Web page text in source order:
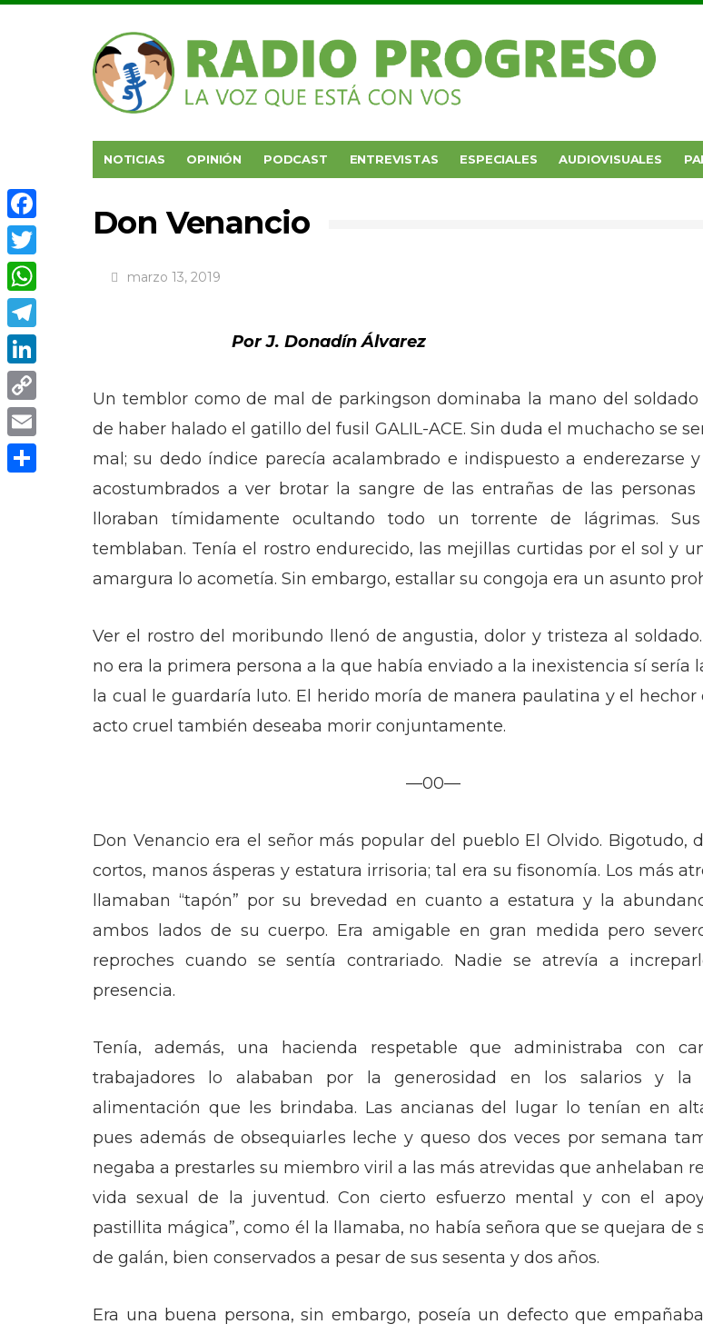
NOTICIAS OPINIÓN PODCAST ENTREVISTAS ESPECIALES AUDIOVISUALES
Don Venancio
marzo 13, 2019
Por J. Donadín Álvarez
Un temblor como de mal de parkingson dominaba la mano del soldado
de haber halado el gatillo del fusil GALIL-ACE. Sin duda el muchacho se
mal; su dedo índice parecía acalambrado e indispuesto a enderezarse
acostumbrados a ver brotar la sangre de las entrañas de las personas
lloraban tímidamente ocultando todo un torrente de lágrimas.
temblaban. Tenía el rostro endurecido, las mejillas curtidas por el sol y
amargura lo acometía. Sin embargo, estallar su congoja era un asunto
Ver el rostro del moribundo llenó de angustia, dolor y tristeza al
no era la primera persona a la que había enviado a la inexistencia sí sería
la cual le guardaría luto. El herido moría de manera paulatina y el hechor
acto cruel también deseaba morir conjuntamente.
—00—
Don Venancio era el señor más popular del pueblo El Olvido. Bigotudo,
cortos, manos ásperas y estatura irrisoria; tal era su fisonomía. Los más
llamaban “tapón” por su brevedad en cuanto a estatura y la
ambos lados de su cuerpo. Era amigable en gran medida pero
reproches cuando se sentía contrariado. Nadie se atrevía a
presencia.
Tenía, además, una hacienda respetable que administraba con
trabajadores lo alababan por la generosidad en los salarios y la
alimentación que les brindaba. Las ancianas del lugar lo tenían en
pues además de obsequiarles leche y queso dos veces por semana
negaba a prestarles su miembro viril a las más atrevidas que anhelaban
vida sexual de la juventud. Con cierto esfuerzo mental y con el
pastillita mágica”, como él la llamaba, no había señora que se quejara de
de galán, bien conservados a pesar de sus sesenta y dos años.
Era una buena persona, sin embargo, poseía un defecto que
Facebook
Twitter
WhatsApp
Telegram
LinkedIn
Copy
Link
Email